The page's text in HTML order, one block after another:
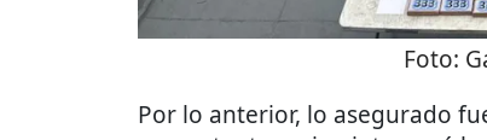
Foto:
Por lo anterior, lo asegurado